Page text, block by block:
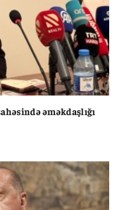
əməkdaşlığı